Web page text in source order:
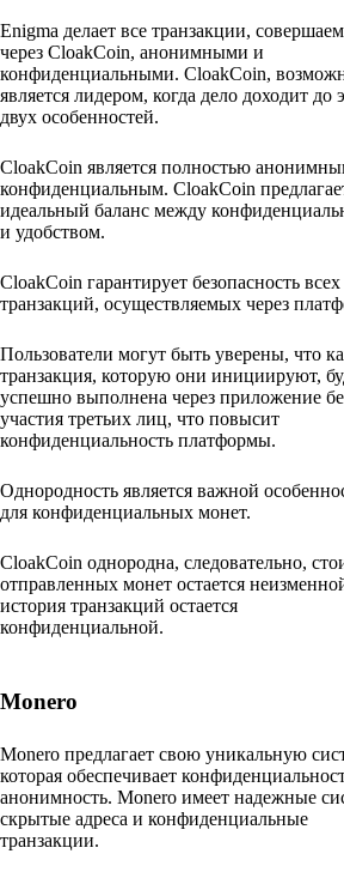
Enigma делает все транзакции,
через CloakCoin, анонимными и
конфиденциальными. CloakCoin,
является лидером, когда дело доходит до
двух особенностей.
CloakCoin является полностью
конфиденциальным. CloakCoin
идеальный баланс между
и удобством.
CloakCoin гарантирует безопасность всех
транзакций, осуществляемых через
Пользователи могут быть уверены, что
транзакция, которую они инициируют,
успешно выполнена через приложение
участия третьих лиц, что повысит
конфиденциальность платформы.
Однородность является важной
для конфиденциальных монет.
CloakCoin однородна, следовательно,
отправленных монет остается
история транзакций остается
конфиденциальной.
Monero
Monero предлагает свою уникальную
которая обеспечивает
анонимность. Monero имеет надежные
скрытые адреса и конфиденциальные
транзакции.